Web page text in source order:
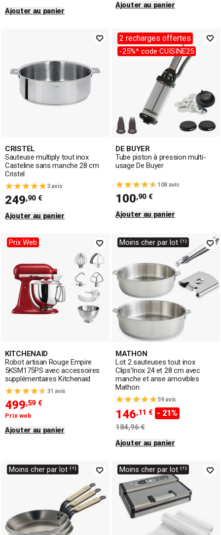
Ajouter au panier
Ajouter au panier
CRISTEL
Sauteuse multiply tout inox
Casteline sans manche 28 cm
Cristel
3 avis
249,90 €
Ajouter au panier
2 recharges offertes
-25%* code CUISINE25
DE BUYER
Tube piston à pression multi-
usage De Buyer
108 avis
100,90 €
Ajouter au panier
Prix Web
KITCHENAID
Robot artisan Rouge Empire
5KSM175PS avec accessoires
supplémentaires Kitchenaid
31 avis
499,59 €
Prix web
Ajouter au panier
Moins cher par lot ⁽¹⁾
MATHON
Lot 2 sauteuses tout inox
Clips’Inox 24 et 28 cm avec
manche et anse amovibles
Mathon
59 avis
146,11 € - 21%
184,96 €
Ajouter au panier
Moins cher par lot ⁽¹⁾ Moins cher par lot ⁽¹⁾